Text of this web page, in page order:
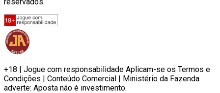
+18 | Jogue com responsabilidade Aplicam-se os Termos e
Condições | Conteúdo Comercial | Ministério da Fazenda
adverte: Aposta não é investimento.